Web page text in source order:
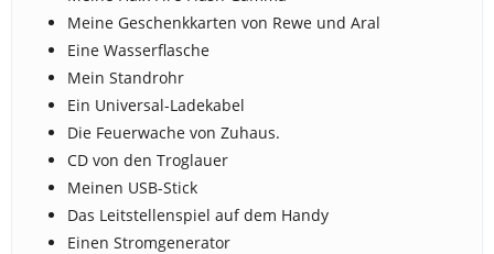
Meine Geschenkkarten von Rewe und Aral
Eine Wasserflasche
Mein Standrohr
Ein Universal-Ladekabel
Die Feuerwache von Zuhaus.
CD von den Troglauer
Meinen USB-Stick
Das Leitstellenspiel auf dem Handy
Einen Stromgenerator